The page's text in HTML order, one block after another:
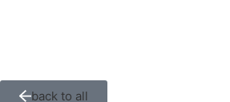
back to all